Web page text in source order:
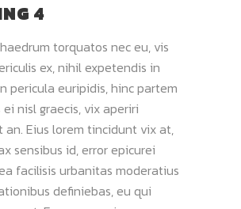
4
torquatos nec eu, vis
ex, nihil expetendis in
pericula euripidis, hinc partem
ei nisl graecis, vix aperiri
an. Eius lorem tincidunt vix at,
sensibus id, error epicurei
facilisis urbanitas moderatius
definiebas, eu qui